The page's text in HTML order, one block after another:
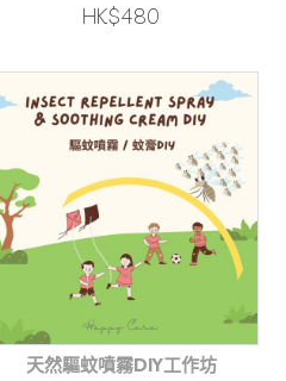
HK$480
天然驅蚊噴霧DIY工作坊